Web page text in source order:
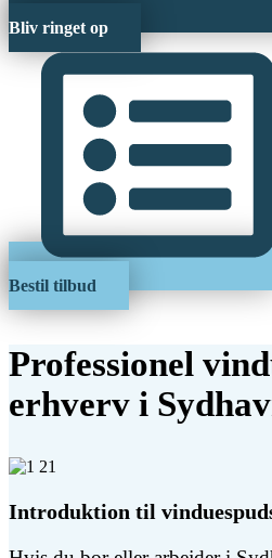
Bliv ringet op
Bestil tilbud
Professionel
erhverv i
Introduktion til